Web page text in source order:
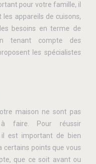
pour votre famille, il
appareils de cuisons,
besoins en terme de
tenant compte des
les spécialistes
maison ne sont pas
faire. Pour réussir
il est important de bien
certains points que vous
que ce soit avant ou